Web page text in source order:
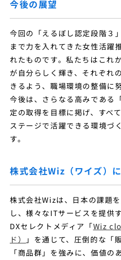
今後の展望
今回の「えるぼし認定段階３
まで力を入れてきた女性活躍
れたものです。私たちはこれ
が自分らしく輝き、それぞれ
きるよう、職場環境の整備に
今後は、さらなる高みである
定の取得を目標に掲げ、すべ
ステージで活躍できる環境づ
す。
株式会社Wiz（ワイズ）
株式会社Wizは、日本の課題
し、様々なITサービスを提供
DXセレクトメディア「Wiz
ド）
」を通じて、圧倒的な「
「商品群」を強みに、価値の